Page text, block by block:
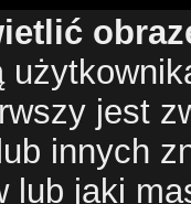
jest
innych
lub jaki